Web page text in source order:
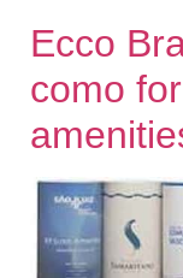
Ecco
como